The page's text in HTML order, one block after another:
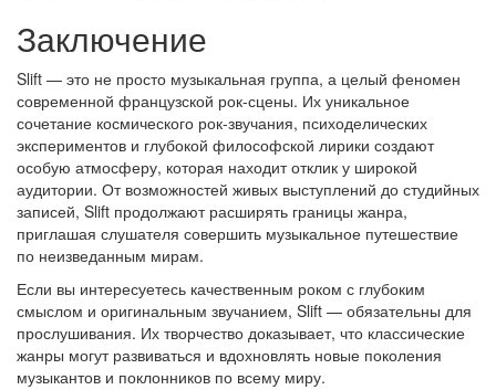
Заключение
Slift — это не просто музыкальная группа, а целый феномен
современной французской рок-сцены. Их уникальное
сочетание космического рок-звучания, психоделических
экспериментов и глубокой философской лирики создают
особую атмосферу, которая находит отклик у широкой
аудитории. От возможностей живых выступлений до студийных
записей, Slift продолжают расширять границы жанра,
приглашая слушателя совершить музыкальное путешествие
по неизведанным мирам.
Если вы интересуетесь качественным роком с глубоким
смыслом и оригинальным звучанием, Slift — обязательны для
прослушивания. Их творчество доказывает, что классические
жанры могут развиваться и вдохновлять новые поколения
музыкантов и поклонников по всему миру.